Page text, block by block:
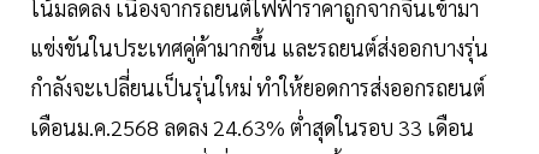
โน้มลดลง เนื่องจากรถยนต์ไฟฟ้าราคาถูกจากจีนเข้ามา
แข่งขันในประเทศคู่ค้ามากขึ้น และรถยนต์ส่งออกบางรุ่น
กำลังจะเปลี่ยนเป็นรุ่นใหม่ ทำให้ยอดการส่งออกรถยนต์
เดือนม.ค.2568 ลดลง 24.63% ต่ำสุดในรอบ 33 เดือน